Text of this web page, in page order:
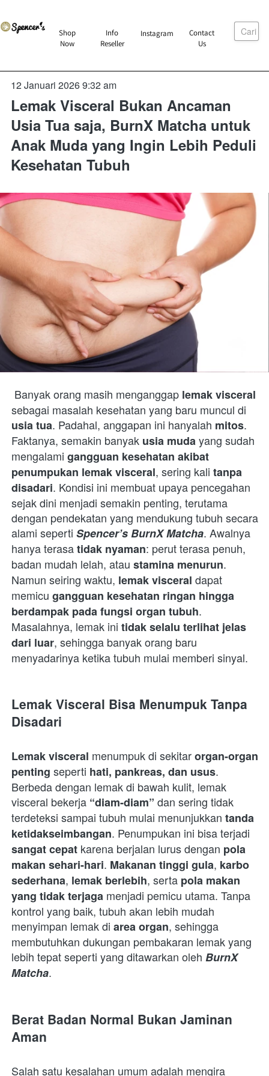
`
Shop
Now
` Info
Reseller
`Instagram `
Contact
Us
Cari
12 Januari 2026 9:32 am
Lemak Visceral Bukan Ancaman
Usia Tua saja, BurnX Matcha untuk
Anak Muda yang Ingin Lebih Peduli
Kesehatan Tubuh
Banyak orang masih menganggap lemak visceral
usia tua. Padahal, anggapan ini hanyalah mitos.
Faktanya, semakin banyak usia muda yang sudah
mengalami gangguan kesehatan akibat
penumpukan lemak visceral, sering kali tanpa
disadari. Kondisi ini membuat upaya pencegahan
sejak dini menjadi semakin penting, terutama
dengan pendekatan yang mendukung tubuh secara
alami seperti Spencer’s BurnX Matcha. Awalnya
hanya terasa tidak nyaman: perut terasa penuh,
badan mudah lelah, atau stamina menurun.
Namun seiring waktu, lemak visceral dapat
memicu gangguan kesehatan ringan hingga
berdampak pada fungsi organ tubuh.
Masalahnya, lemak ini tidak selalu terlihat jelas
dari luar, sehingga banyak orang baru
menyadarinya ketika tubuh mulai memberi sinyal.
Lemak Visceral Bisa Menumpuk Tanpa
Disadari
Lemak visceral menumpuk di sekitar organ-organ
penting seperti hati, pankreas, dan usus.
Berbeda dengan lemak di bawah kulit, lemak
visceral bekerja “diam-diam” dan sering tidak
terdeteksi sampai tubuh mulai menunjukkan tanda
ketidakseimbangan
sangat cepat karena berjalan lurus dengan pola
makan sehari-hari. Makanan tinggi gula, karbo
sederhana, lemak berlebih, serta pola makan
yang tidak terjaga menjadi pemicu utama. Tanpa
kontrol yang baik, tubuh akan lebih mudah
menyimpan lemak di area organ, sehingga
membutuhkan dukungan pembakaran lemak yang
lebih tepat seperti yang ditawarkan oleh BurnX
Matcha.
Berat Badan Normal Bukan Jaminan
Aman